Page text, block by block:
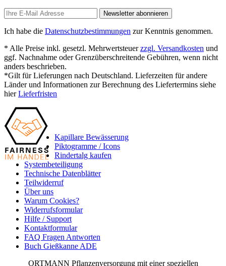
Newsletter abonnieren
Ich habe die Datenschutzbestimmungen zur Kenntnis genommen.
* Alle Preise inkl. gesetzl. Mehrwertsteuerzzgl. Versandkosten und
ggf. Nachnahme oder Grenzüberschreitende Gebühren, wenn nicht
anders beschrieben.
*Gilt für Lieferungen nach Deutschland. Lieferzeiten für andere
Länder und Informationen zur Berechnung des Liefertermins siehe
hierLieferfristen
Kapillare Bewässerung
Piktogramme / Icons
Rindertalg kaufen
Systembeteiligung
Technische Datenblätter
Teilwiderruf
Über uns
Warum Cookies?
Widerrufsformular
Hilfe / Support
Kontaktformular
FAQ Fragen Antworten
Buch Gießkanne ADE
ORTMANN Pflanzenversorgung mit einer speziellen